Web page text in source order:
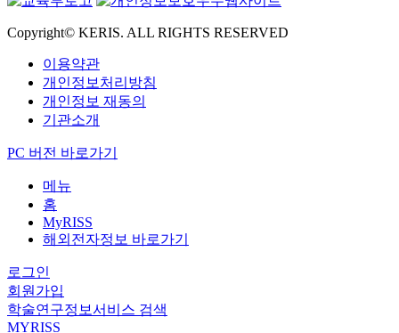
Copyright© KERIS. ALL RIGHTS RESERVED
이용약관
개인정보처리방침
개인정보 재동의
기관소개
PC 버전 바로가기
메뉴
홈
MyRISS
해외전자정보 바로가기
로그인
회원가입
학술연구정보서비스 검색
MYRISS